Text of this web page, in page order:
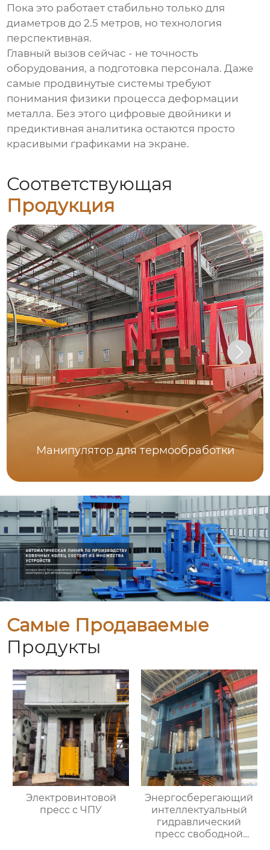
Пока это работает стабильно только для
диаметров до 2.5 метров, но технология
перспективная.
Главный вызов сейчас - не точность
оборудования, а подготовка персонала. Даже
самые продвинутые системы требуют
понимания физики процесса деформации
металла. Без этого цифровые двойники и
предиктивная аналитика остаются просто
красивыми графиками на экране.
Соответствующая
Продукция
Манипулятор для термообработки
Самые Продаваемые
Продукты
Электровинтовой
пресс с ЧПУ
Энергосберегающий
интеллектуальный
гидравлический
пресс свободной